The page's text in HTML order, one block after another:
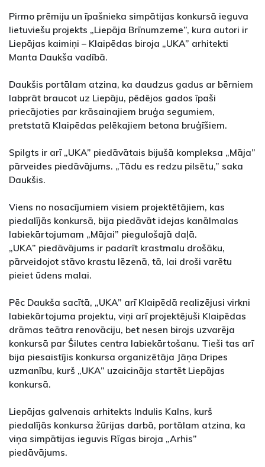
Pirmo prēmiju un īpašnieka simpātijas konkursā ieguva
lietuviešu projekts „Liepāja Brīnumzeme”, kura autori ir
Liepājas kaimiņi – Klaipēdas biroja „UKA” arhitekti
Manta Daukša vadībā.
Daukšis portālam atzina, ka daudzus gadus ar bērniem
labprāt braucot uz Liepāju, pēdējos gados īpaši
priecājoties par krāsainajiem bruģa segumiem,
pretstatā Klaipēdas pelēkajiem betona bruģīšiem.
Spilgts ir arī „UKA” piedāvātais bijušā kompleksa „Māja”
pārveides piedāvājums. „Tādu es redzu pilsētu,” saka
Daukšis.
Viens no nosacījumiem visiem projektētājiem, kas
piedalījās konkursā, bija piedāvāt idejas kanālmalas
labiekārtojumam „Mājai” piegulošajā daļā.
„UKA” piedāvājums ir padarīt krastmalu drošāku,
pārveidojot stāvo krastu lēzenā, tā, lai droši varētu
pieiet ūdens malai.
Pēc Daukša sacītā, „UKA” arī Klaipēdā realizējusi virkni
labiekārtojuma projektu, viņi arī projektējuši Klaipēdas
drāmas teātra renovāciju, bet nesen birojs uzvarēja
konkursā par Šilutes centra labiekārtošanu. Tieši tas arī
bija piesaistījis konkursa organizētāja Jāņa Dripes
uzmanību, kurš „UKA” uzaicināja startēt Liepājas
konkursā.
Liepājas galvenais arhitekts Indulis Kalns, kurš
piedalījās konkursa žūrijas darbā, portālam atzina, ka
viņa simpātijas ieguvis Rīgas biroja „Arhis”
piedāvājums.